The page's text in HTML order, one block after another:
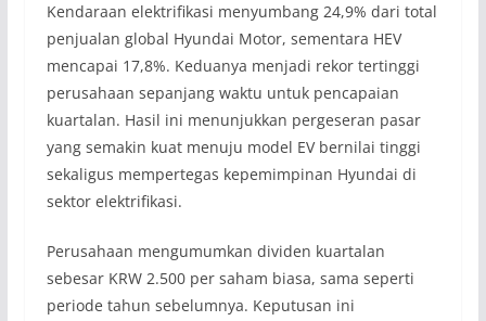
Kendaraan elektrifikasi menyumbang 24,9% dari total
penjualan global Hyundai Motor, sementara HEV
mencapai 17,8%. Keduanya menjadi rekor tertinggi
perusahaan sepanjang waktu untuk pencapaian
kuartalan. Hasil ini menunjukkan pergeseran pasar
yang semakin kuat menuju model EV bernilai tinggi
sekaligus mempertegas kepemimpinan Hyundai di
sektor elektrifikasi.
Perusahaan mengumumkan dividen kuartalan
sebesar KRW 2.500 per saham biasa, sama seperti
periode tahun sebelumnya. Keputusan ini